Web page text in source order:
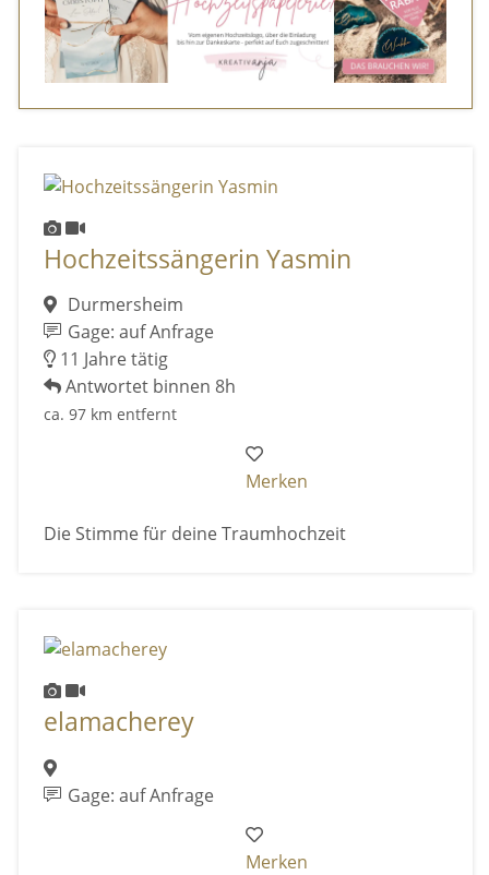
Hochzeitssängerin Yasmin
Durmersheim
Gage: auf Anfrage
11 Jahre tätig
Antwortet binnen 8h
ca. 97 km entfernt
Merken
Die Stimme für deine Traumhochzeit
elamacherey
Gage: auf Anfrage
Merken